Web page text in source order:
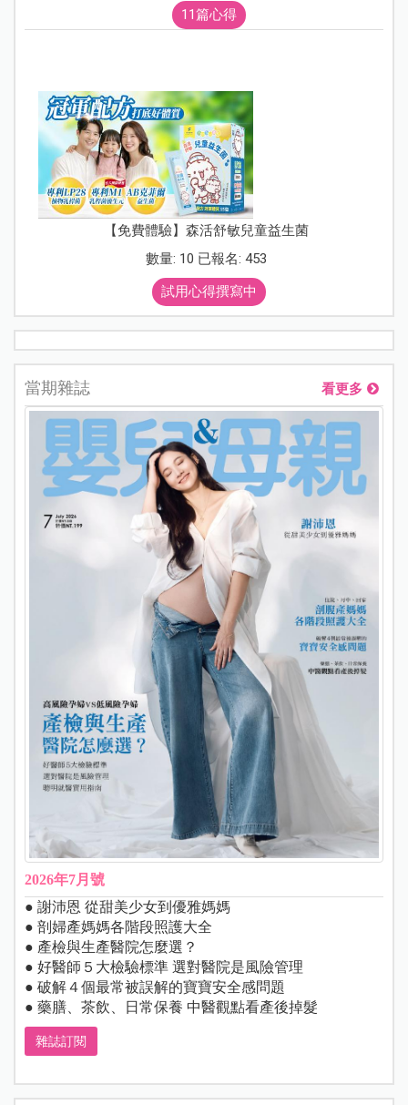
11篇心得
【免費體驗】森活舒敏兒童益生菌
數量: 10 已報名: 453
試用心得撰寫中
當期雜誌 看更多
2026年7月號
● 謝沛恩 從甜美少女到優雅媽媽
● 剖婦產媽媽各階段照護大全
● 產檢與生產醫院怎麼選？
● 好醫師５大檢驗標準 選對醫院是風險管理
● 破解４個最常被誤解的寶寶安全感問題
● 藥膳、茶飲、日常保養 中醫觀點看產後掉髮
雜誌訂閱